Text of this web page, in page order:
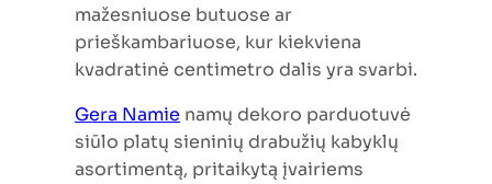
mažesniuose butuose ar
prieškambariuose, kur kiekviena
kvadratinė centimetro dalis yra svarbi.
Gera Namie namų dekoro parduotuvė
siūlo platų sieninių drabužių kabyklų
asortimentą, pritaikytą įvairiems